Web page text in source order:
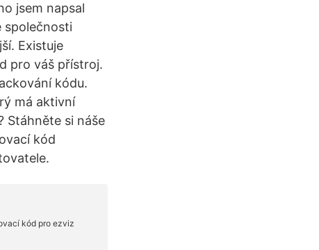
jsem napsal
společnosti
Existuje
pro váš přístroj.
kódu.
má aktivní
Stáhněte si náše
kód